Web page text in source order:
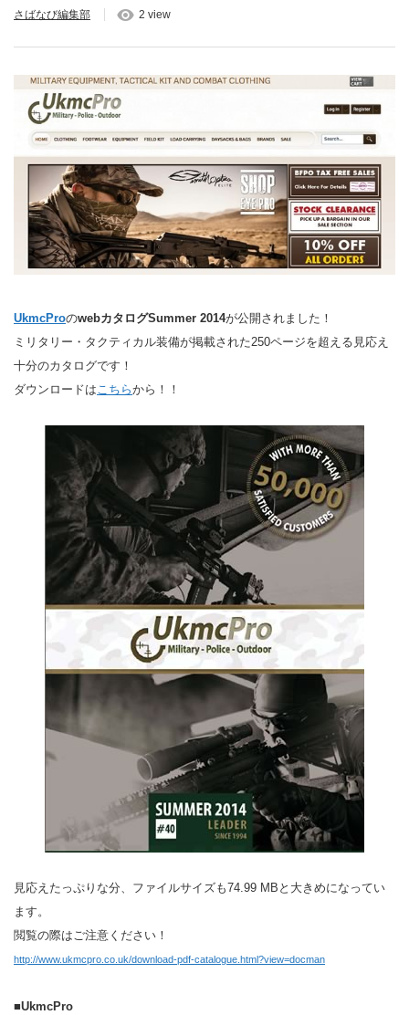
さばなび編集部 2 view
UkmcProのwebカタログSummer 2014が公開されました！
ミリタリー・タクティカル装備が掲載された250ページを超える見応え
十分のカタログです！
ダウンロードはこちらから！！
見応えたっぷりな分、ファイルサイズも74.99 MBと大きめになってい
ます。
閲覧の際はご注意ください！
http://www.ukmcpro.co.uk/download-pdf-catalogue.html?view=docman
■UkmcPro